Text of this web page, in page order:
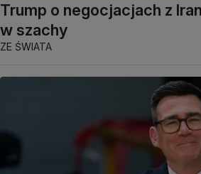
Trump o negocjacjach z
w szachy
ZE ŚWIATA